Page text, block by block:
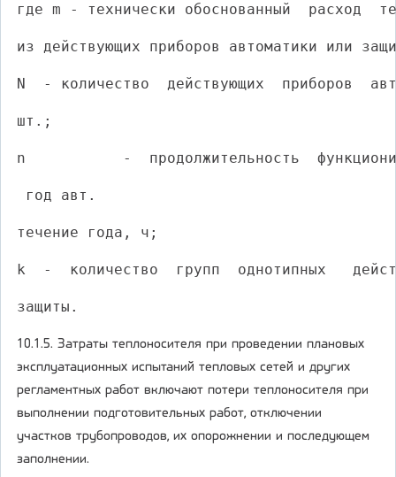
где m - технически обоснованный  расход
из действующих приборов автоматики или
N  - количество  действующих  приборов
шт.;
n           -  продолжительность
год авт.
течение года, ч;
k  -  количество  групп  однотипных
защиты.
10.1.5. Затраты теплоносителя при проведении плановых
эксплуатационных испытаний тепловых сетей и других
регламентных работ включают потери теплоносителя при
выполнении подготовительных работ, отключении
участков трубопроводов, их опорожнении и последующем
заполнении.